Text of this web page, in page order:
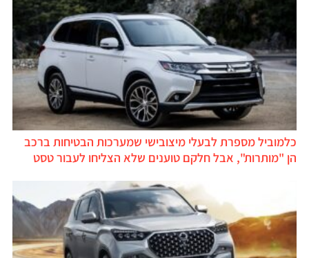
כלמוביל מספרת לבעלי מיצובישי שמערכות הבטיחות ברכב
הן "מותרות", אבל חלקם טוענים שלא הצליחו לעבור טסט